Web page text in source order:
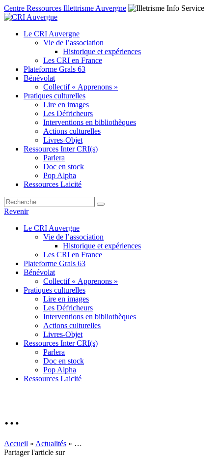
Centre Ressources Illettrisme Auvergne
Le CRI Auvergne
Vie de l’association
Historique et expériences
Les CRI en France
Plateforme Grals 63
Bénévolat
Collectif « Apprenons »
Pratiques culturelles
Lire en images
Les Défricheurs
Interventions en bibliothèques
Actions culturelles
Livres-Objet
Ressources Inter CRI(s)
Parlera
Doc en stock
Pop Alpha
Ressources Laicité
Revenir
Le CRI Auvergne
Vie de l’association
Historique et expériences
Les CRI en France
Plateforme Grals 63
Bénévolat
Collectif « Apprenons »
Pratiques culturelles
Lire en images
Les Défricheurs
Interventions en bibliothèques
Actions culturelles
Livres-Objet
Ressources Inter CRI(s)
Parlera
Doc en stock
Pop Alpha
Ressources Laicité
…
Accueil » Actualités » …
Partager l'article sur